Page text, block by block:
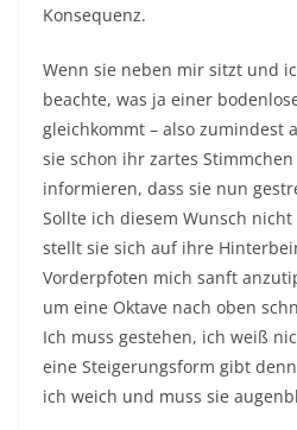
Konsequenz.
Wenn sie neben mir sitzt und
beachte, was ja einer
gleichkommt – also zumindest
sie schon ihr zartes
informieren, dass sie nun
Sollte ich diesem Wunsch
stellt sie sich auf ihre
Vorderpfoten mich sanft
um eine Oktave nach oben
Ich muss gestehen, ich weiß
eine Steigerungsform gibt
ich weich und muss sie